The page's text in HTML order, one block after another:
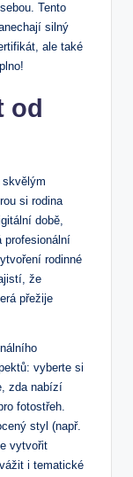
Tento
silný
ale také
od
skvělým
si rodina
době,
profesionální
rodinné
že
přežije
vyberte si
zda nabízí
fotostřeh.
styl (např.
vytvořit
i tematické